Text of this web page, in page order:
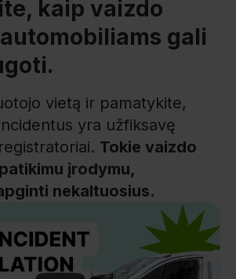
kaip vaizdo
gali
vietą ir pamatykite,
yra užfiksavę
Tokie vaizdo
įrodymu,
nekaltuosius.